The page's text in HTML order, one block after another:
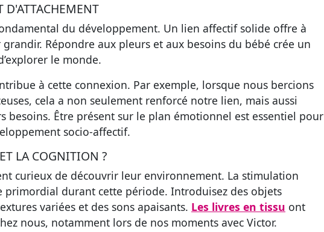
D'ATTACHEMENT
du développement. Un lien affectif solide offre à
grandir. Répondre aux pleurs et aux besoins du bébé crée un
le monde.
à cette connexion. Par exemple, lorsque nous bercions
cela a non seulement renforcé notre lien, mais aussi
besoins. Être présent sur le plan émotionnel est essentiel pour
socio-affectif.
LA COGNITION ?
curieux de découvrir leur environnement. La stimulation
durant cette période. Introduisez des objets
variées et des sons apaisants. Les livres en tissu ont
nous, notamment lors de nos moments avec Victor.